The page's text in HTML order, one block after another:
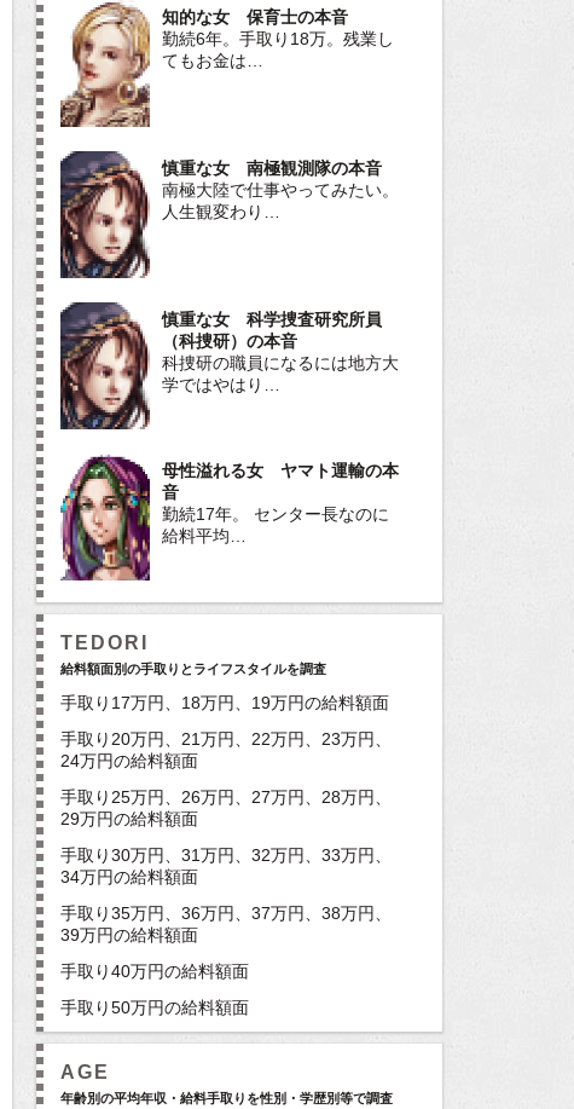
知的な女 保育士の本音
勤続6年。手取り18万。残業し
てもお金は…
慎重な女 南極観測隊の本音
南極大陸で仕事やってみたい。
人生観変わり…
慎重な女 科学捜査研究所員
（科捜研）の本音
科捜研の職員になるには地方大
学ではやはり…
母性溢れる女 ヤマト運輸の本
音
勤続17年。 センター長なのに
給料平均…
TEDORI
給料額面別の手取りとライフスタイルを調査
手取り17万円、18万円、19万円の給料額面
手取り20万円、21万円、22万円、23万円、
24万円の給料額面
手取り25万円、26万円、27万円、28万円、
29万円の給料額面
手取り30万円、31万円、32万円、33万円、
34万円の給料額面
手取り35万円、36万円、37万円、38万円、
39万円の給料額面
手取り40万円の給料額面
手取り50万円の給料額面
AGE
年齢別の平均年収・給料手取りを性別・学歴別等で調査